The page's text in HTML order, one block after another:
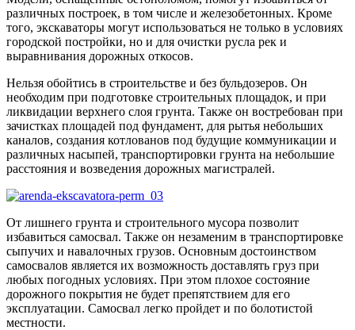
различных построек, в том числе и железобетонных. Кроме
того, экскаваторы могут использоваться не только в условиях
городской постройки, но и для очистки русла рек и
выравнивания дорожных откосов.
Нельзя обойтись в строительстве и без бульдозеров. Он
необходим при подготовке строительных площадок, и при
ликвидации верхнего слоя грунта. Также он востребован при
зачистках площадей под фундамент, для рытья небольших
каналов, создания котлованов под будущие коммуникации и
различных насыпей, транспортировки грунта на небольшие
расстояния и возведения дорожных магистралей.
От лишнего грунта и строительного мусора позволит
избавиться самосвал. Также он незаменим в транспортировке
сыпучих и навалочных грузов. Основным достоинством
самосвалов является их возможность доставлять груз при
любых погодных условиях. При этом плохое состояние
дорожного покрытия не будет препятствием для его
эксплуатации. Самосвал легко пройдет и по болотистой
местности.